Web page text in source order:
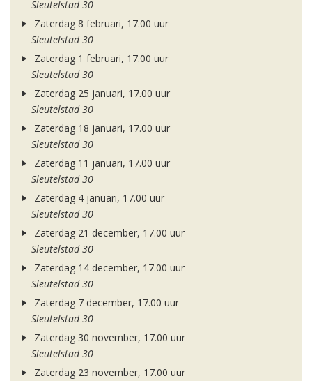
Sleutelstad 30
Zaterdag 8 februari, 17.00 uur
Sleutelstad 30
Zaterdag 1 februari, 17.00 uur
Sleutelstad 30
Zaterdag 25 januari, 17.00 uur
Sleutelstad 30
Zaterdag 18 januari, 17.00 uur
Sleutelstad 30
Zaterdag 11 januari, 17.00 uur
Sleutelstad 30
Zaterdag 4 januari, 17.00 uur
Sleutelstad 30
Zaterdag 21 december, 17.00 uur
Sleutelstad 30
Zaterdag 14 december, 17.00 uur
Sleutelstad 30
Zaterdag 7 december, 17.00 uur
Sleutelstad 30
Zaterdag 30 november, 17.00 uur
Sleutelstad 30
Zaterdag 23 november, 17.00 uur